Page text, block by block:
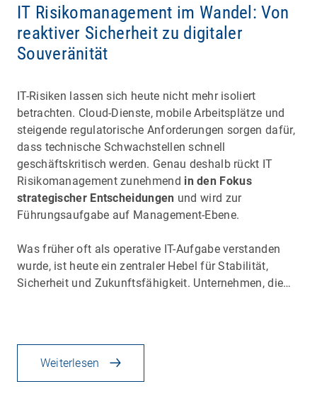
IT Risikomanagement im Wandel: Von
reaktiver Sicherheit zu digitaler
Souveränität
IT-Risiken lassen sich heute nicht mehr isoliert
betrachten. Cloud-Dienste, mobile Arbeitsplätze und
steigende regulatorische Anforderungen sorgen dafür,
dass technische Schwachstellen schnell
geschäftskritisch werden. Genau deshalb rückt IT
Risikomanagement zunehmend in den Fokus
strategischer Entscheidungen und wird zur
Führungsaufgabe auf Management-Ebene.
Was früher oft als operative IT-Aufgabe verstanden
wurde, ist heute ein zentraler Hebel für Stabilität,
Sicherheit und Zukunftsfähigkeit. Unternehmen, die…
Weiterlesen